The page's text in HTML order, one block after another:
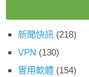
新聞快訊 (218)
VPN (130)
實用軟體 (154)